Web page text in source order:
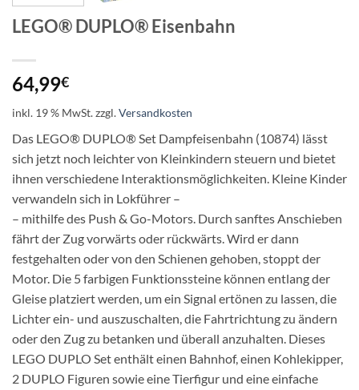
LEGO® DUPLO® Eisenbahn
64,99€
inkl. 19 % MwSt.zzgl.Versandkosten
Das LEGO® DUPLO® Set Dampfeisenbahn (10874) lässt
sich jetzt noch leichter von Kleinkindern steuern und bietet
ihnen verschiedene Interaktionsmöglichkeiten. Kleine Kinder
verwandeln sich in Lokführer –
– mithilfe des Push & Go-Motors. Durch sanftes Anschieben
fährt der Zug vorwärts oder rückwärts. Wird er dann
festgehalten oder von den Schienen gehoben, stoppt der
Motor. Die 5 farbigen Funktionssteine können entlang der
Gleise platziert werden, um ein Signal ertönen zu lassen, die
Lichter ein- und auszuschalten, die Fahrtrichtung zu ändern
oder den Zug zu betanken und überall anzuhalten. Dieses
LEGO DUPLO Set enthält einen Bahnhof, einen Kohlekipper,
2 DUPLO Figuren sowie eine Tierfigur und eine einfache